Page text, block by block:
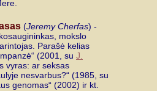
(Jeremy Cherfas) -
mokslo
Parašė kelias
(2001, su J.
vyras: ar seksas
nesvarbus?“ (1985, su
genomas“ (2002) ir kt.